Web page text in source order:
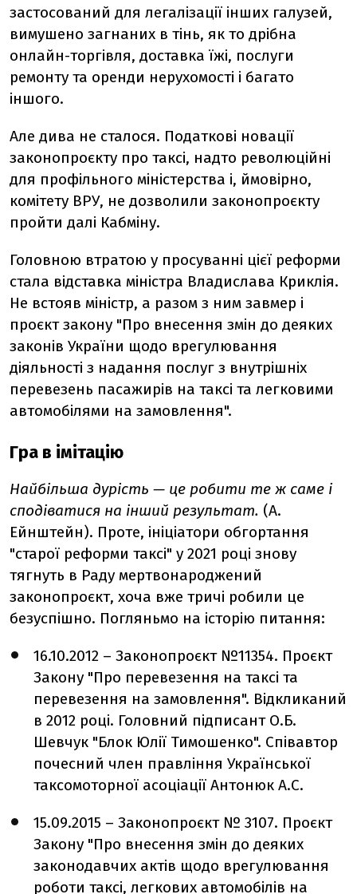
застосований для легалізації інших галузей,
вимушено загнаних в тінь, як то дрібна
онлайн-торгівля, доставка їжі, послуги
ремонту та оренди нерухомості і багато
іншого.
Але дива не сталося. Податкові новації
законопроєкту про таксі, надто революційні
для профільного міністерства і, ймовірно,
комітету ВРУ, не дозволили законопроєкту
пройти далі Кабміну.
Головною втратою у просуванні цієї реформи
стала відставка міністра Владислава Криклія.
Не встояв міністр, а разом з ним завмер і
проєкт закону "Про внесення змін до деяких
законів України щодо врегулювання
діяльності з надання послуг з внутрішніх
перевезень пасажирів на таксі та легковими
автомобілями на замовлення".
Гра в імітацію
Найбільша дурість — це робити те ж саме і
сподіватися на інший результат. (А.
Ейнштейн). Проте, ініціатори обгортання
"старої реформи таксі" у 2021 році знову
тягнуть в Раду мертвонароджений
законопроєкт, хоча вже тричі робили це
безуспішно. Погляньмо на історію питання:
16.10.2012 – Законопроєкт №11354. Проєкт
Закону "Про перевезення на таксі та
перевезення на замовлення". Відкликаний
в 2012 році. Головний підписант О.Б.
Шевчук "Блок Юлії Тимошенко". Співавтор
почесний член правління Української
таксомоторної асоціації Антонюк А.С.
15.09.2015 – Законопроєкт № 3107. Проєкт
Закону "Про внесення змін до деяких
законодавчих актів щодо врегулювання
роботи таксі, легкових автомобілів на